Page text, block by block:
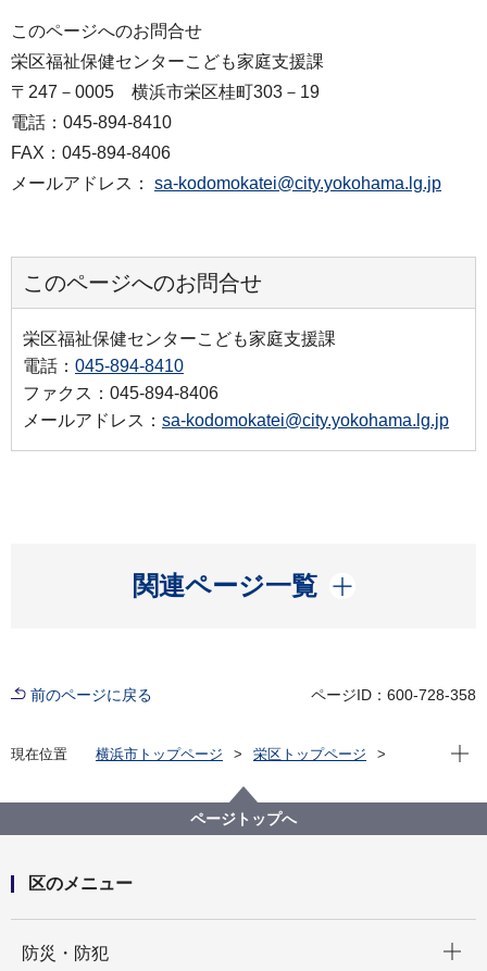
このページへのお問合せ
栄区福祉保健センターこども家庭支援課
〒247－0005 横浜市栄区桂町303－19
電話：045-894-8410
FAX：045-894-8406
メールアドレス： sa-kodomokatei@city.yokohama.lg.jp
このページへのお問合せ
栄区福祉保健センターこども家庭支援課
電話： 045-894-8410
ファクス：045-894-8406
メールアドレス： sa-kodomokatei@city.yokohama.lg.jp
関連ページ一覧
開く
前のページに戻る ページID：600-728-358
現在位置 横浜市トップページ
栄区トップページ
栄区地域子育て支援拠点(にこりんく)の運営法人（第４
期）の公募について【選定結果公表済】
現在
ページトップへ
区のメニュー
防災・防犯